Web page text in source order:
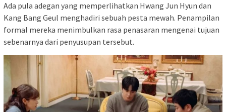
Ada pula adegan yang memperlihatkan Hwang Jun Hyun dan
Kang Bang Geul menghadiri sebuah pesta mewah. Penampilan
formal mereka menimbulkan rasa penasaran mengenai tujuan
sebenarnya dari penyusupan tersebut.